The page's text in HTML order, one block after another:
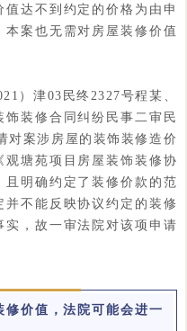
达不到约定的价格为由申
案也无需对房屋装修价值
）津03民终2327号程某、
装修合同纠纷民事二审民
对案涉房屋的装饰装修造价
塘苑项目房屋装饰装修协
明确约定了装修价款的范
不能反映协议约定的装修
，故一审法院对该项申请
修价值，法院可能会进一